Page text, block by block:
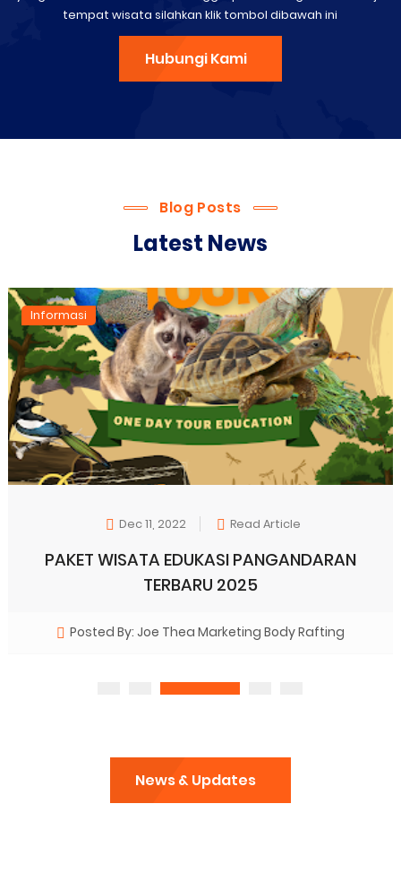
tempat wisata silahkan klik tombol dibawah ini
Hubungi Kami
Blog Posts
Latest News
Camping Ground
Oct 23, 2022 Read Article
Sewa tenda camping ground di
madasari pangandaran
Posted By: Joe Thea Marketing Body Rafting
News & Updates